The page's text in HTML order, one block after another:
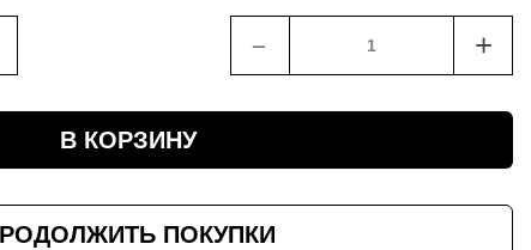
﹣ +
В КОРЗИНУ
ПОКУПКИ